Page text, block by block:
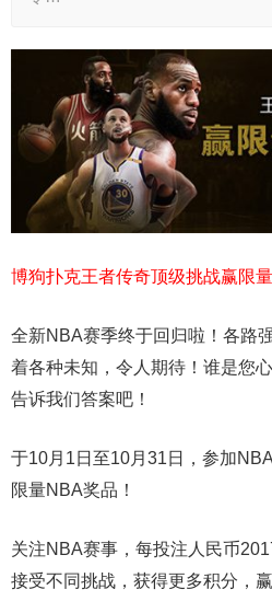
博狗扑克王者传奇顶级挑战赢限
全新NBA赛季终于回归啦！各路
着各种未知，令人期待！谁是您
告诉我们答案吧！
于10月1日至10月31日，参加
限量NBA奖品！
关注NBA赛事，每投注人民币
接受不同挑战，获得更多积分，